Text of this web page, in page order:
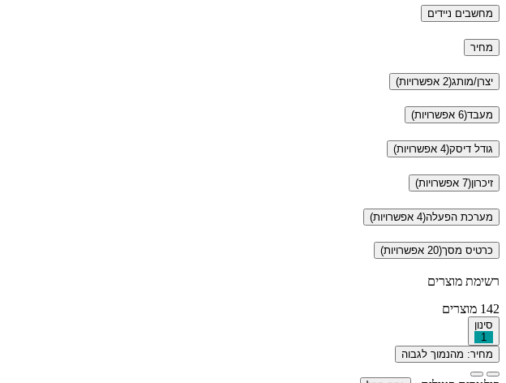
מחשבים ניידים
מחיר
יצרן/מותג(2 אפשרויות)
מעבד(6 אפשרויות)
גודל דיסק(4 אפשרויות)
זיכרון(7 אפשרויות)
מערכת הפעלה(4 אפשרויות)
כרטיס מסך(20 אפשרויות)
רשימת מוצרים
142 מוצרים
סינון
1
מחיר: מהנמוך לגבוה